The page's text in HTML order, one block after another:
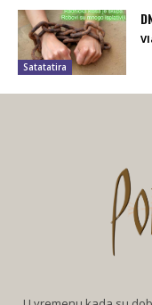
Satatatira